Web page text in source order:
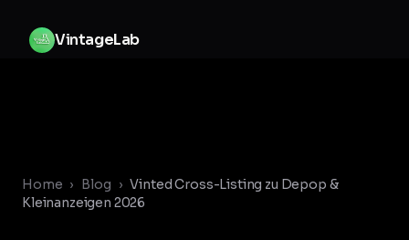
VintageLab
Home › Blog › Vinted Cross-Listing zu Depop &
Kleinanzeigen 2026